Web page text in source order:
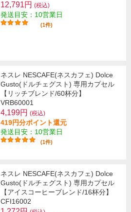
12,791円 (税込)
発送目安：10営業日
(1件)
ネスレ NESCAFE(ネスカフェ) Dolce
Gusto(ドルチェグスト) 専用カプセル
【リッチブレンド/60杯分】
VRB60001
4,199円 (税込)
419円分ポイント還元
発送目安：10営業日
(1件)
ネスレ NESCAFE(ネスカフェ) Dolce
Gusto(ドルチェグスト) 専用カプセル
【アイスコーヒーブレンド/16杯分】
CFI16002